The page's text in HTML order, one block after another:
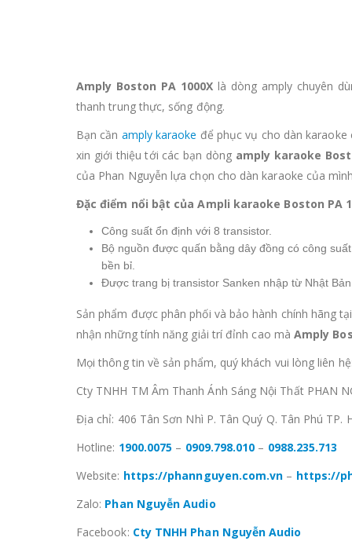
Amply Boston PA 1000Xlà dòng amply chuyên
thanh trung thực, sống động.
Bạn cần amply karaoke để phục vụ cho dàn karaoke
xin giới thiệu tới các bạn dòng amply karaoke
của Phan Nguyễn lựa chọn cho dàn karaoke của
Đặc điểm nổi bật của Ampli karaoke Boston PA
Công suất ổn định với 8 transistor.
Bộ nguồn được quấn bằng dây đồng có công
bền bỉ.
Được trang bị transistor Sanken nhập từ Nhật
Sản phẩm được phân phối và bảo hành chính hãng
nhận những tính năng giải trí đỉnh cao mà Amply
Mọi thông tin về sản phẩm, quý khách vui lòng liên
Cty TNHH TM Âm Thanh Ánh Sáng Nội Thất PHAN
Địa chỉ: 406 Tân Sơn Nhì P. Tân Quý Q. Tân Phú TP.
Hotline: 1900.0075 – 0909.798.010 – 0988.235.713
Website: https://phannguyen.com.vn – https://
Zalo: Phan Nguyễn Audio
Facebook: Cty TNHH Phan Nguyễn Audio